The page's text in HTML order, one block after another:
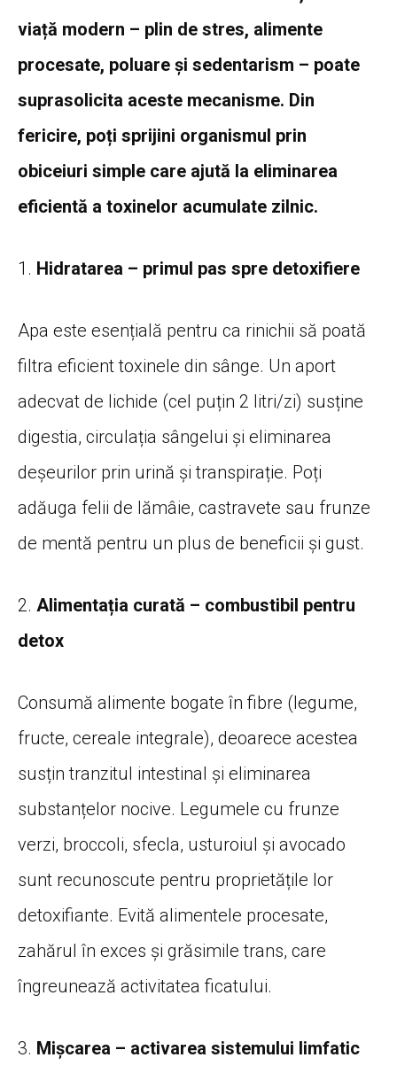
viață modern – plin de stres, alimente
procesate, poluare și sedentarism – poate
suprasolicita aceste mecanisme. Din
fericire, poți sprijini organismul prin
obiceiuri simple care ajută la eliminarea
eficientă a toxinelor acumulate zilnic.
1. Hidratarea – primul pas spre detoxifiere
Apa este esențială pentru ca rinichii să poată
filtra eficient toxinele din sânge. Un aport
adecvat de lichide (cel puțin 2 litri/zi) susține
digestia, circulația sângelui și eliminarea
deșeurilor prin urină și transpirație. Poți
adăuga felii de lămâie, castravete sau frunze
de mentă pentru un plus de beneficii și gust.
2. Alimentația curată – combustibil pentru
detox
Consumă alimente bogate în fibre (legume,
fructe, cereale integrale), deoarece acestea
susțin tranzitul intestinal și eliminarea
substanțelor nocive. Legumele cu frunze
verzi, broccoli, sfecla, usturoiul și avocado
sunt recunoscute pentru proprietățile lor
detoxifiante. Evită alimentele procesate,
zahărul în exces și grăsimile trans, care
îngreunează activitatea ficatului.
3. Mișcarea – activarea sistemului limfatic